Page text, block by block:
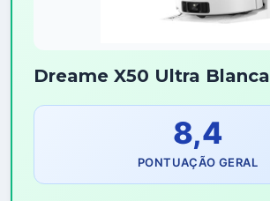
Dreame X50 Ultra Blanca
8,4
PONTUAÇÃO GERAL